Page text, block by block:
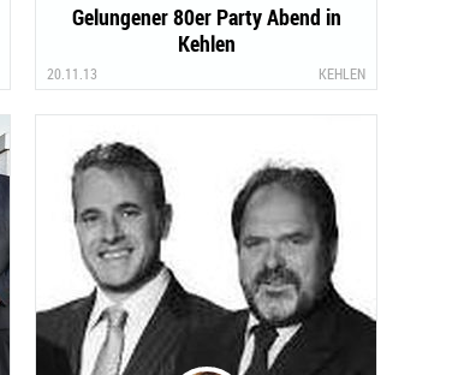
Gelungener 80er Party Abend in
Kehlen
20.11.13 KEHLEN